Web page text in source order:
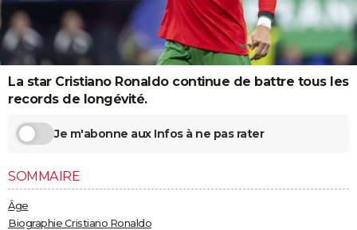
Destinations
City break
Voyage nature
Voyage de noces
Forum
Climat
+
PHOTO
GUIDES D'ACHAT
BONS PLANS
Carte de Noël
Carte Bonne année
Carte Saint-Valentin
Carte Pâques
Carte d'anniversaire
DICTIONNAIRE
Dictionnaire
Biographies
Citations
Expressions
Proverbes
PROGRAMME TV
COPAINS D'AVANT
La star Cristiano Ronaldo continue de battre tous les
records de longévité.
Je m'abonne aux Infos à ne pas rater
SOMMAIRE
Âge
Biographie Cristiano Ronaldo